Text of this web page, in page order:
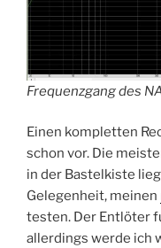
Frequenzgang des
Einen kompletten
schon vor. Die
in der Bastelkiste
Gelegenheit, meinen
testen. Der Entlöter
allerdings werde ich